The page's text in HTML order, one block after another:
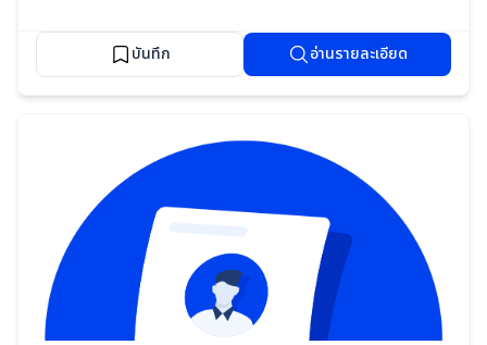
บันทึก อ่านรายละเอียด